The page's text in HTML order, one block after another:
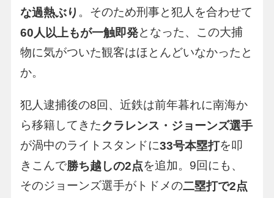
な過熱ぶり 。そのため刑事と犯人を合わせて
60人以上もが一触即発となった、この大捕
物に気がついた観客はほとんどいなかったと
か。
犯人逮捕後の8回、近鉄は前年暮れに南海か
ら移籍してきたクラレンス・ジョーンズ選手
が渦中のライトスタンドに33号本塁打を叩
きこんで勝ち越しの2点を追加。9回にも、
そのジョーンズ選手がトドメの二塁打で2点